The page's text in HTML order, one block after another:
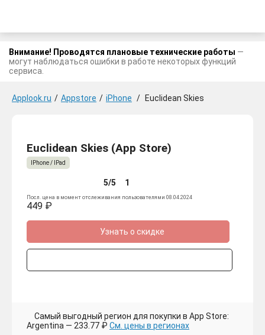
Внимание! Проводятся плановые технические работы —
могут наблюдаться ошибки в работе некоторых функций
сервиса.
Applook.ru / Appstore / iPhone / Euclidean Skies
Euclidean Skies (App Store)
IPhone / IPad
5/5 1
Посл. цена в момент отслеживания пользователями 08.04.2024
449 ₽
Узнать о скидке
Самый выгодный регион для покупки в App Store:
Argentina — 233.77 ₽ См. цены в регионах